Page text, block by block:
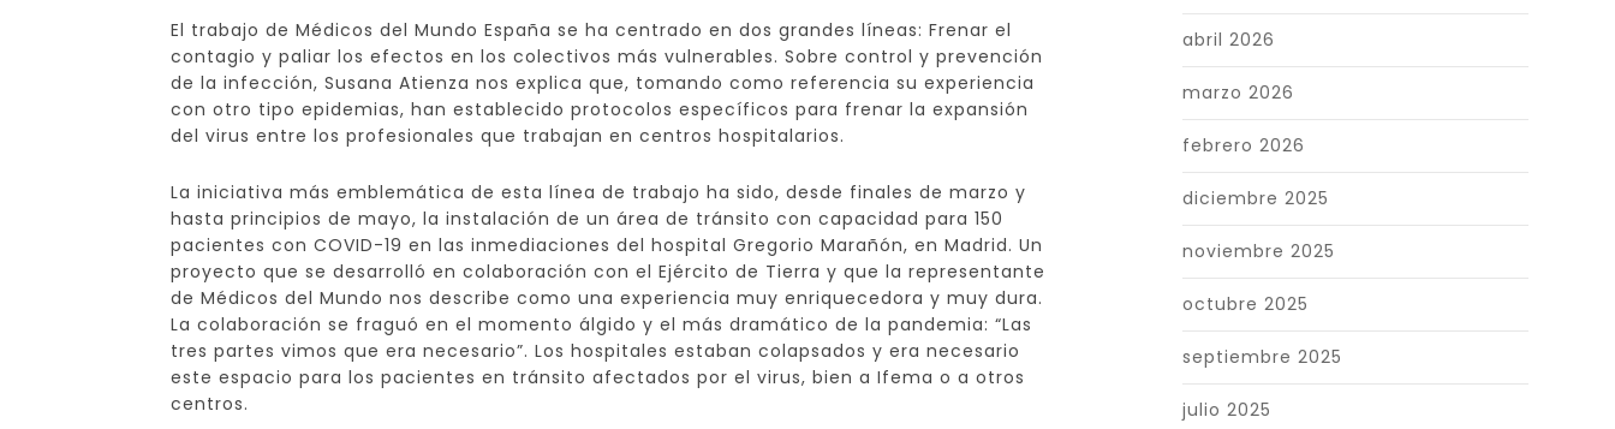
El trabajo de Médicos del Mundo España se ha centrado en dos grandes líneas: Frenar el
contagio y paliar los efectos en los colectivos más vulnerables. Sobre control y prevención
de la infección, Susana Atienza nos explica que, tomando como referencia su experiencia
con otro tipo epidemias, han establecido protocolos específicos para frenar la expansión
del virus entre los profesionales que trabajan en centros hospitalarios.
La iniciativa más emblemática de esta línea de trabajo ha sido, desde finales de marzo y
hasta principios de mayo, la instalación de un área de tránsito con capacidad para 150
pacientes con COVID-19 en las inmediaciones del hospital Gregorio Marañón, en Madrid. Un
proyecto que se desarrolló en colaboración con el Ejército de Tierra y que la representante
de Médicos del Mundo nos describe como una experiencia muy enriquecedora y muy dura.
La colaboración se fraguó en el momento álgido y el más dramático de la pandemia: “Las
tres partes vimos que era necesario”. Los hospitales estaban colapsados y era necesario
este espacio para los pacientes en tránsito afectados por el virus, bien a Ifema o a otros
centros.
abril 2026
marzo 2026
febrero 2026
diciembre 2025
noviembre 2025
octubre 2025
septiembre 2025
julio 2025